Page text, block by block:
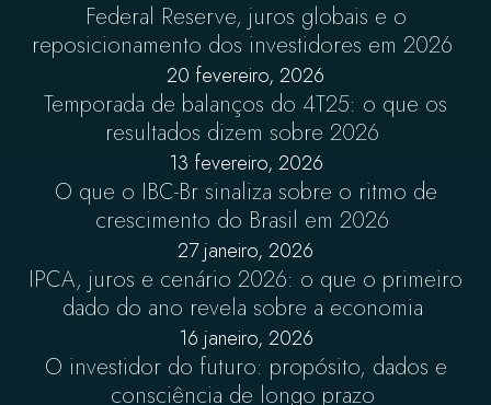
Federal Reserve, juros globais e o
reposicionamento dos investidores em 2026
20 fevereiro, 2026
Temporada de balanços do 4T25: o que os
resultados dizem sobre 2026
13 fevereiro, 2026
O que o IBC-Br sinaliza sobre o ritmo de
crescimento do Brasil em 2026
27 janeiro, 2026
IPCA, juros e cenário 2026: o que o primeiro
dado do ano revela sobre a economia
16 janeiro, 2026
O investidor do futuro: propósito, dados e
consciência de longo prazo